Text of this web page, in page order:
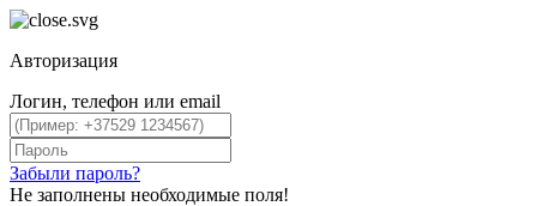
Авторизация
Логин, телефон или email
Забыли пароль?
Не заполнены необходимые поля!